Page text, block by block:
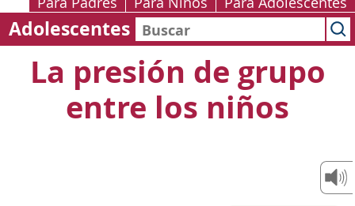
Adolescentes
La presión de grupo
entre los niños